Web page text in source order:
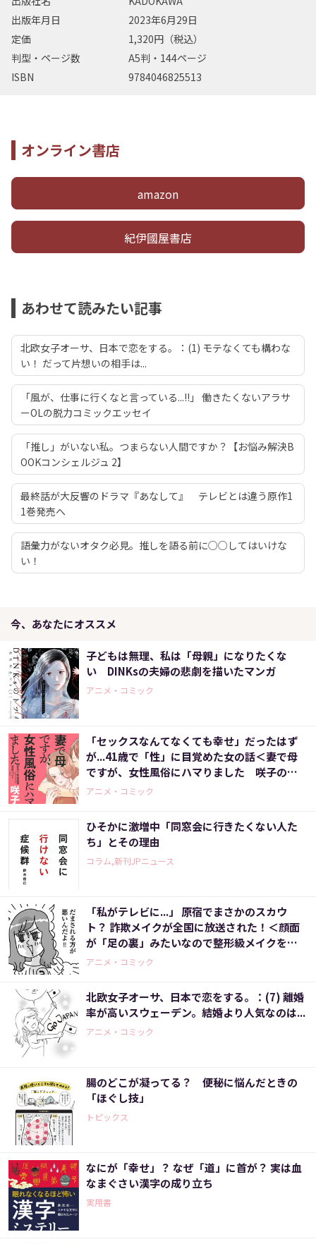
出版年月日
2023年6月29日
定価
1,320円（税込）
判型・ページ数
A5判・144ページ
ISBN
9784046825513
オンライン書店
amazon
紀伊國屋書店
あわせて読みたい記事
北欧女子オーサ、日本で恋をする。：(1) モテなくても構わな
い！ だって片想いの相手は...
「風が、仕事に行くなと言っている...!!」 働きたくないアラサ
ーOLの脱力コミックエッセイ
「推し」がいない私。つまらない人間ですか？【お悩み解決B
OOKコンシェルジュ 2】
最終話が大反響のドラマ『あなして』 テレビとは違う原作1
1巻発売へ
語彙力がないオタク必見。推しを語る前に○○してはいけな
い！
今、あなたにオススメ
子どもは無理、私は「母親」になりたくな
い DINKsの夫婦の悲劇を描いたマンガ
アニメ・コミック
「セックスなんてなくても幸せ」だったはず
が...41歳で「性」に目覚めた女の話＜妻で母
ですが、女性風俗にハマりました 咲子の場
合＞
アニメ・コミック
ひそかに激増中「同窓会に行きたくない人た
ち」とその理由
コラム,新刊JPニュース
「私がテレビに...」 原宿でまさかのスカウ
ト？ 詐欺メイクが全国に放送された！＜顔面
が「足の裏」みたいなので整形級メイクを仕
事にしました（10）＞
アニメ・コミック
北欧女子オーサ、日本で恋をする。：(7) 離婚
率が高いスウェーデン。結婚より人気なのは...
アニメ・コミック
腸のどこが凝ってる？ 便秘に悩んだときの
「ほぐし技」
トピックス
なにが「幸せ」？ なぜ「道」に首が？ 実は血
なまぐさい漢字の成り立ち
実用書